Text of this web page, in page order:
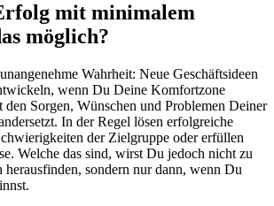
mit minimalem
möglich?
Wahrheit: Neue Geschäftsideen
wenn Du Deine Komfortzone
Sorgen, Wünschen und Problemen Deiner
In der Regel lösen erfolgreiche
der Zielgruppe oder erfüllen
Welche das sind, wirst Du jedoch nicht zu
herausfinden, sondern nur dann, wenn Du